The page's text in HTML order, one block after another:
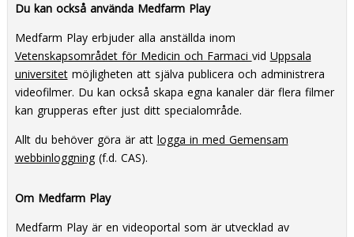
Du kan också använda Medfarm Play
Medfarm Play erbjuder alla anställda inom
Vetenskapsområdet för Medicin och Farmaci vid Uppsala
universitetmöjligheten att själva publicera och administrera
videofilmer. Du kan också skapa egna kanaler där flera filmer
kan grupperas efter just ditt specialområde.
Allt du behöver göra är att logga in med Gemensam
webbinloggning(f.d. CAS).
Om Medfarm Play
Medfarm Play är en videoportal som är utvecklad av